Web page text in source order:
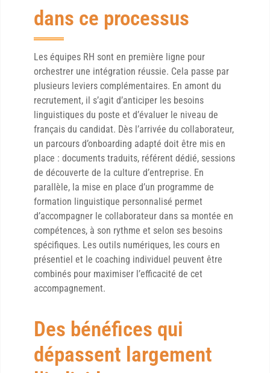
dans ce processus
Les équipes RH sont en première ligne pour
orchestrer une intégration réussie. Cela passe par
plusieurs leviers complémentaires. En amont du
recrutement, il s’agit d’anticiper les besoins
linguistiques du poste et d’évaluer le niveau de
français du candidat. Dès l’arrivée du collaborateur,
un parcours d’onboarding adapté doit être mis en
place : documents traduits, référent dédié, sessions
de découverte de la culture d’entreprise. En
parallèle, la mise en place d’un programme de
formation linguistique personnalisé permet
d’accompagner le collaborateur dans sa montée en
compétences, à son rythme et selon ses besoins
spécifiques. Les outils numériques, les cours en
présentiel et le coaching individuel peuvent être
combinés pour maximiser l’efficacité de cet
accompagnement.
Des bénéfices qui
dépassent largement